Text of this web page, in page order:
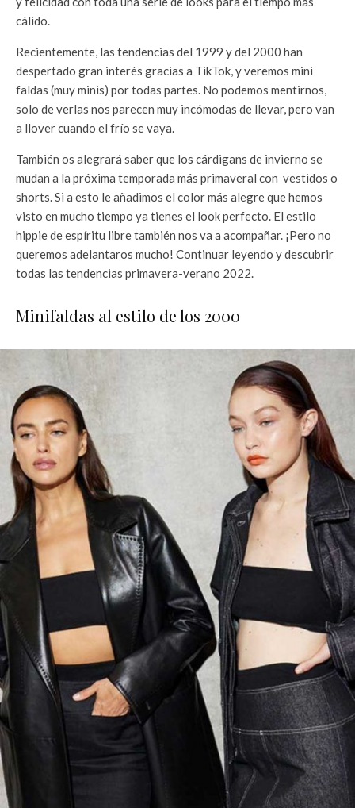
cálido.
Recientemente, las tendencias del 1999 y del 2000 han
despertado gran interés gracias a TikTok, y veremos mini
faldas (muy minis) por todas partes. No podemos mentirnos,
solo de verlas nos parecen muy incómodas de llevar, pero van
a llover cuando el frío se vaya.
También os alegrará saber que los cárdigans de invierno se
mudan a la próxima temporada más primaveral con vestidos o
shorts. Si a esto le añadimos el color más alegre que hemos
visto en mucho tiempo ya tienes el look perfecto. El estilo
hippie de espíritu libre también nos va a acompañar. ¡Pero no
queremos adelantaros mucho! Continuar leyendo y descubrir
todas las tendencias primavera-verano 2022.
Minifaldas al estilo de los 2000